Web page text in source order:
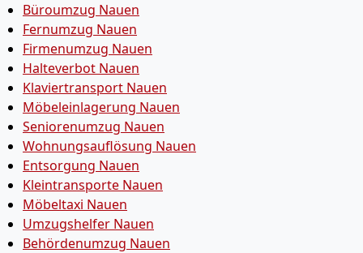
Büroumzug Nauen
Fernumzug Nauen
Firmenumzug Nauen
Halteverbot Nauen
Klaviertransport Nauen
Möbeleinlagerung Nauen
Seniorenumzug Nauen
Wohnungsauflösung Nauen
Entsorgung Nauen
Kleintransporte Nauen
Möbeltaxi Nauen
Umzugshelfer Nauen
Behördenumzug Nauen